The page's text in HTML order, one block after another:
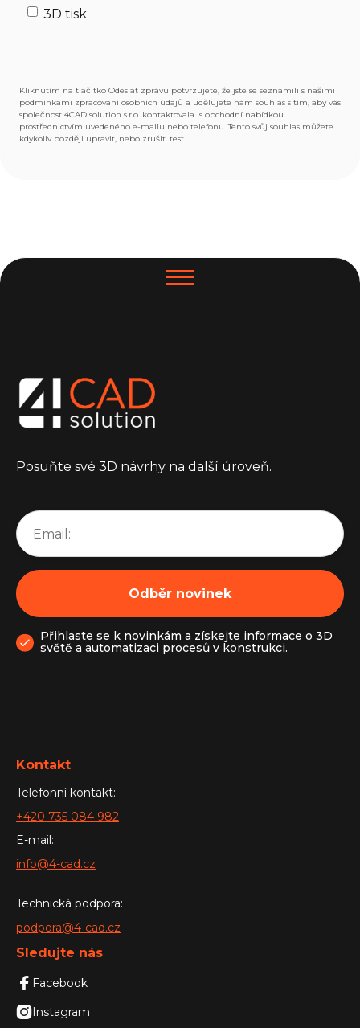
3D tisk
Kliknutím na tlačítko Odeslat zprávu potvrzujete, že jste se seznámili s našimi
podmínkami zpracování osobních údajů a udělujete nám souhlas s tím, aby vás
společnost 4CAD solution s.r.o. kontaktovala s obchodní nabídkou
prostřednictvím uvedeného e-mailu nebo telefonu. Tento svůj souhlas můžete
kdykoliv později upravit, nebo zrušit. test
Posuňte své 3D návrhy na další úroveň.
Přihlaste se k novinkám a získejte informace o 3D
světě a automatizaci procesů v konstrukci.
Kontakt
Telefonní kontakt:
+420 735 084 982
E-mail:
info@4-cad.cz
Technická podpora:
podpora@4-cad.cz
Sledujte nás
 Facebook
Instagram